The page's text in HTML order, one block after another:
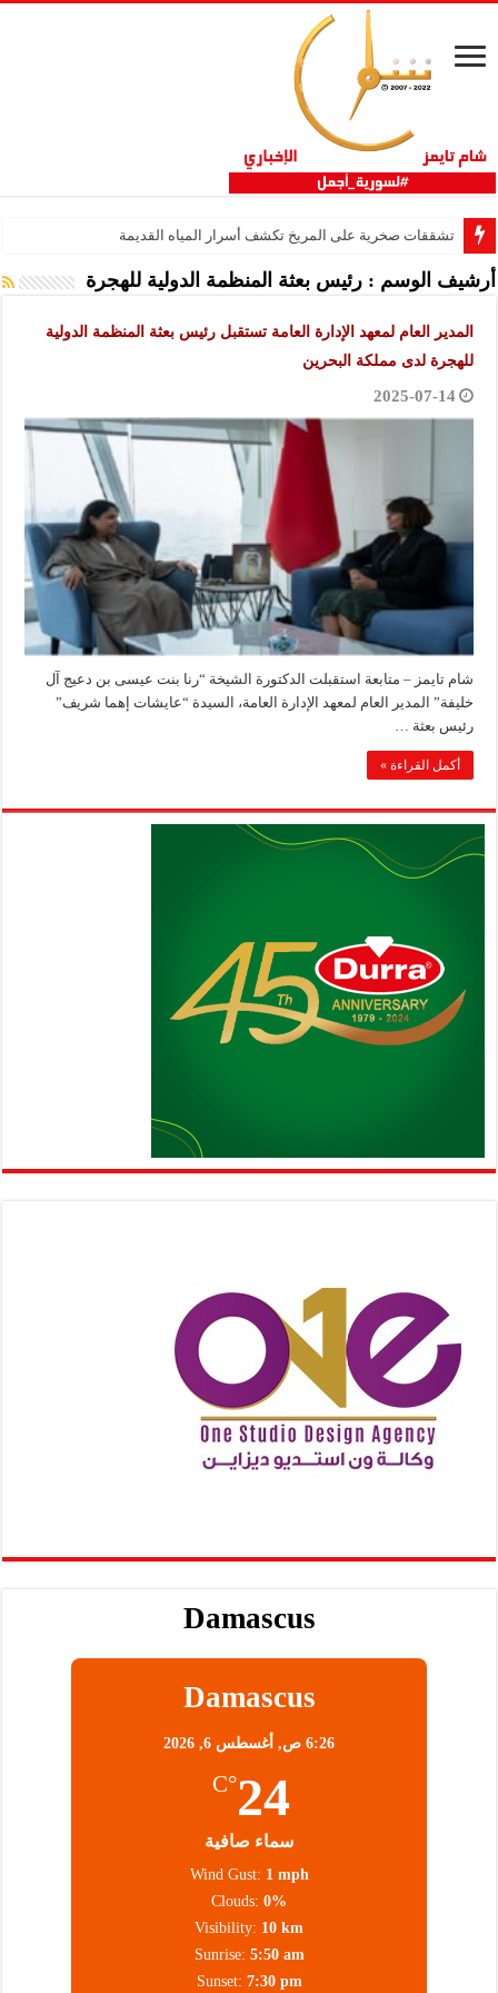
تشققات صخرية على المريخ تكشف أسرار المياه القديمة
أرشيف الوسم : رئيس بعثة المنظمة الدولية للهجرة
المدير العام لمعهد الإدارة العامة تستقبل رئيس بعثة المنظمة الدولية
للهجرة لدى مملكة البحرين
2025-07-14
شام تايمز – متابعة استقبلت الدكتورة الشيخة “رنا بنت عيسى بن دعيج آل
خليفة” المدير العام لمعهد الإدارة العامة، السيدة “عايشات إهما شريف”
رئيس بعثة …
أكمل القراءة »
Damascus
Damascus
6:26 ص, أغسطس 6, 2026
24
°C
سماء صافية
Wind Gust: 1 mph
Clouds: 0%
Visibility: 10 km
Sunrise: 5:50 am
Sunset: 7:30 pm